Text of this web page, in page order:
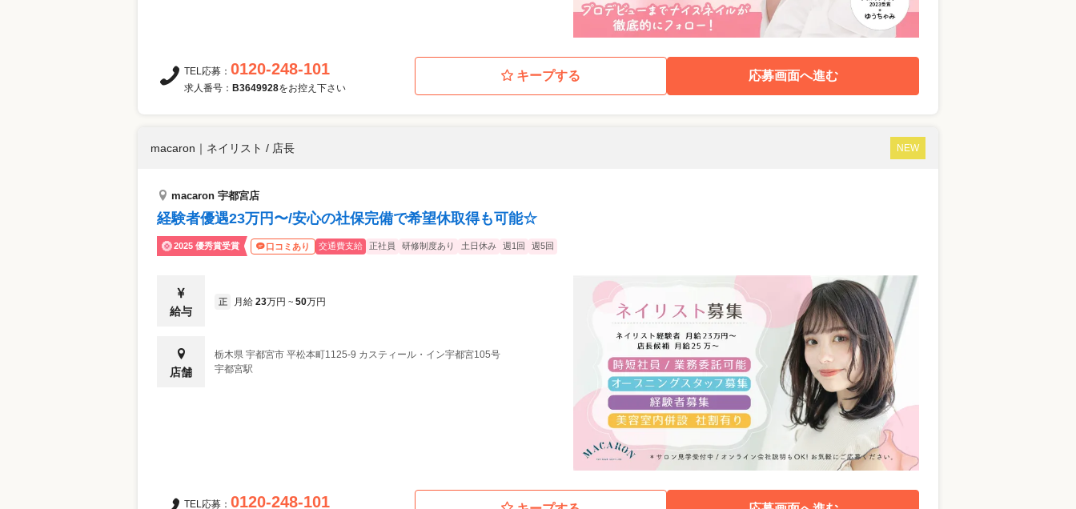
キープする 応募画面へ進む
TEL応募： 0120-248-101
求人番号： B3649928をお控え下さい
NEW
macaron ｜ ネイリスト / 店長
macaron 宇都宮店
経験者優遇23万円〜/安心の社保完備で希望休取得も可能☆
2025 優秀賞受賞 口コミあり 交通費支給 正社員 研修制度あり 土日休み 週1回 週5回
給与
正 月給 23万円 ~ 50万円
店舗
栃木県 宇都宮市 平松本町1125-9 カスティール・イン宇都宮105号
宇都宮駅
TEL応募： 0120-248-101